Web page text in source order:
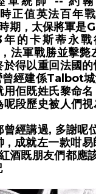
正值英法百年
期，太保將軍是
年的卡斯蒂永
法軍戰勝並擊斃
得以重回法國
曾經建係Talbot
佢既姓氏黎命
呢段歷史被人們
曾經講過, 多謝
, 成就左一款咁
酒既朋友們都應